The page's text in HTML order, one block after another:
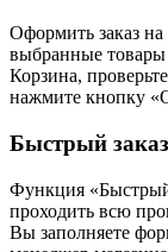
Оформить заказ на
выбранные товары
Корзина,
нажмите кнопку
Быстрый заказ
Функция «Быстрый
проходить всю
Вы заполняете